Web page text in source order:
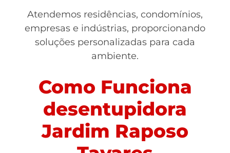
Atendemos residências, condomínios,
empresas e indústrias, proporcionando
soluções personalizadas para cada
ambiente.
Como Funciona
desentupidora
Jardim Raposo